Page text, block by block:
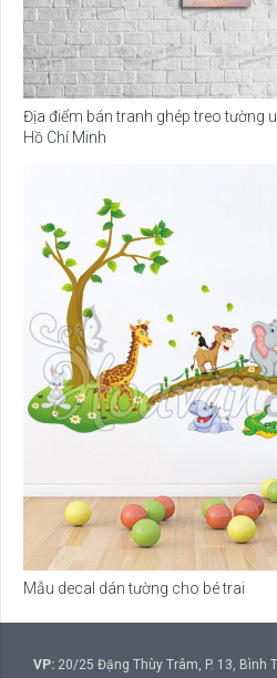
Địa điểm bán tranh ghép treo tường
Hồ Chí Minh
Mẫu decal dán tường cho bé trai
VP:20/25 Đặng Thùy Trâm, P. 13, Bình